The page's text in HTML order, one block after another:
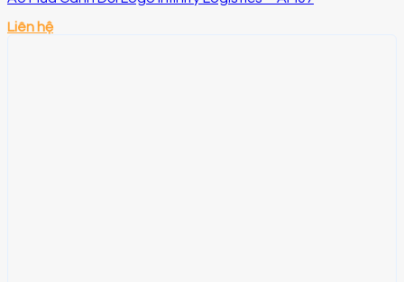
Liên hệ